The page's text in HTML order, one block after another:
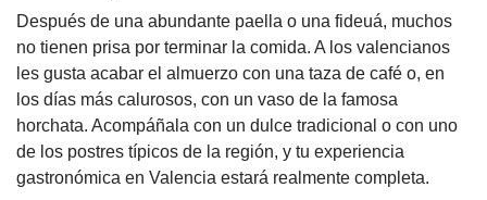
Después de una abundante paella o una fideuá, muchos
no tienen prisa por terminar la comida. A los valencianos
les gusta acabar el almuerzo con una taza de café o, en
los días más calurosos, con un vaso de la famosa
horchata. Acompáñala con un dulce tradicional o con uno
de los postres típicos de la región, y tu experiencia
gastronómica en Valencia estará realmente completa.